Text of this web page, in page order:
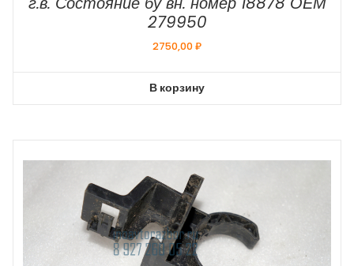
279950
2750,00₽
В корзину